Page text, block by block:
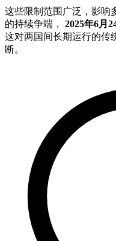
这些限制范围广泛，影响
的持续争端， 2025年6月
这对两国间长期运行的传
断。